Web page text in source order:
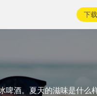
下载
啤酒。夏天的滋味是什么